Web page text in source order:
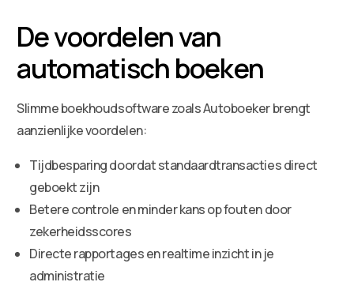
De voordelen van
automatisch boeken
Slimme boekhoudsoftware zoals Autoboeker brengt
aanzienlijke voordelen:
Tijdbesparing doordat standaardtransacties direct
geboekt zijn
Betere controle en minder kans op fouten door
zekerheidsscores
Directe rapportages en realtime inzicht in je
administratie